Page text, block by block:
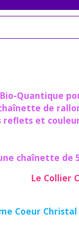
Quantique
de
et
chaînette
Le Collier
Coeur Christal